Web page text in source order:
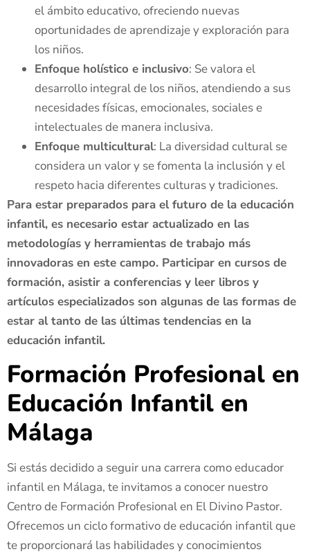
el ámbito educativo, ofreciendo nuevas
oportunidades de aprendizaje y exploración para
los niños.
Enfoque holístico e inclusivo: Se valora el
desarrollo integral de los niños, atendiendo a sus
necesidades físicas, emocionales, sociales e
intelectuales de manera inclusiva.
Enfoque multicultural: La diversidad cultural se
considera un valor y se fomenta la inclusión y el
respeto hacia diferentes culturas y tradiciones.
Para estar preparados para el futuro de la educación
infantil, es necesario estar actualizado en las
metodologías y herramientas de trabajo más
innovadoras en este campo. Participar en cursos de
formación, asistir a conferencias y leer libros y
artículos especializados son algunas de las formas de
estar al tanto de las últimas tendencias en la
educación infantil.
Formación Profesional en
Educación Infantil en
Málaga
Si estás decidido a seguir una carrera como educador
infantil en Málaga, te invitamos a conocer nuestro
Centro de Formación Profesional en El Divino Pastor.
Ofrecemos un ciclo formativo de educación infantil que
te proporcionará las habilidades y conocimientos